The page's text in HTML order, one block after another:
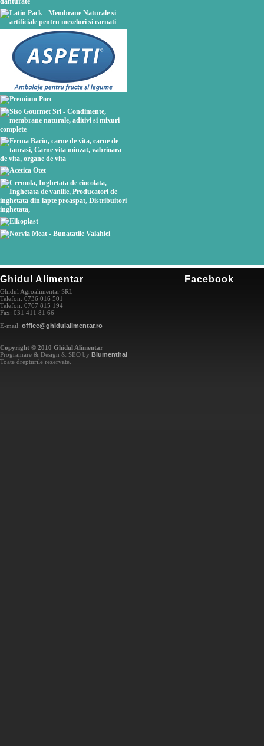
Ghidul Alimentar
Ghidul Agroalimentar SRL
Telefon: 0736 016 501
Telefon: 0767 815 194
Fax: 031 411 81 66
E-mail: office@ghidulalimentar.ro
Copyright © 2010 Ghidul Alimentar
Programare & Design & SEO by Blumenthal
Toate drepturile rezervate.
Facebook